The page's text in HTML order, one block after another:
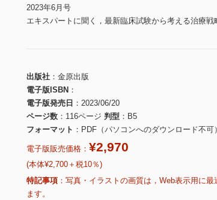
2023年6月号
エキスパートに聞く，最新臨床試験から考える治療戦
出版社
金原出版
電子版ISBN
電子版発売日
2023/06/20
ページ数
116ページ 判型
B5
フォーマット
PDF（パソコンへのダウンロード不可）
電子版販売価格： ¥2,970
(本体¥2,700＋税10％)
特記事項
写真・イラストの画質は，Web表示用に最
ます。